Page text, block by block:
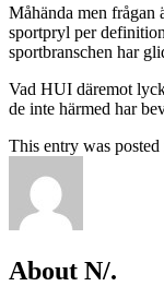
Måhända men frågan
sportpryl per
sportbranschen har
Vad HUI däremot
de inte härmed har
This entry was posted
About N/.